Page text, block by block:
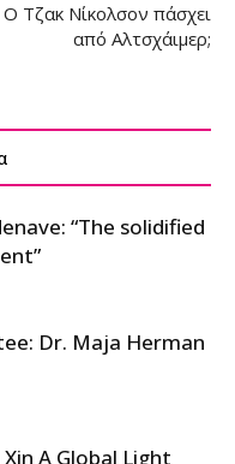
O Τζακ Νίκολσον πάσχει
από Αλτσχάιμερ;
“The solidified
Dr. Maja Herman
A Global Light